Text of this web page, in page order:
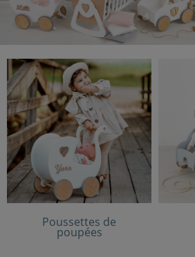
Poussettes de
poupées